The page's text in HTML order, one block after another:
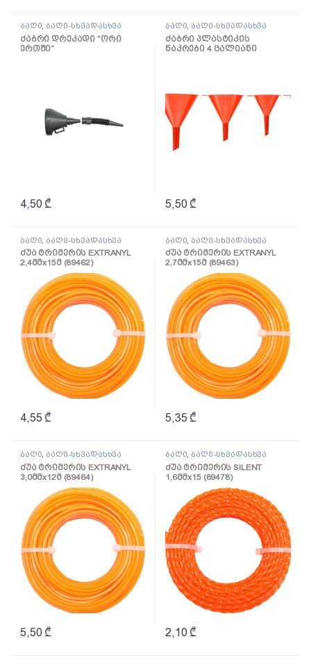
ბაღი ბაღი-სხვადასხვა
ძაბრი დრეკადი “ორი
ერთში”
4,50 ₾
ბაღი ბაღი-სხვადასხვა
ძაბრი პლასტიკის
ნაკრები 4 ცალიანი
5,50 ₾
ბაღი ბაღი-სხვადასხვა
ძუა ტრიმერის EXTRANYL
2,4მმх15მ (89462)
4,55₾
ბაღი ბაღი-სხვადასხვა
ძუა ტრიმერის EXTRANYL
2,7მმх15მ (89463)
5,35₾
ბაღი, ბაღი-სხვადასხვა
ძუა ტრიმერის EXTRANYL
3,0მმх12მ (89464)
5,50 ₾
ბაღი, ბაღი-სხვადასხვა
ძუა ტრიმერის SILENT
1,6მმх15 (89478)
2,10 ₾